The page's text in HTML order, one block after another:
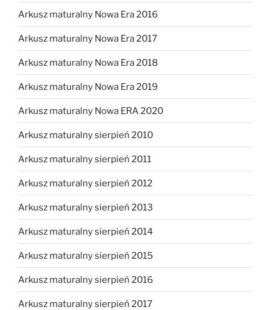
Arkusz maturalny Nowa Era 2016
Arkusz maturalny Nowa Era 2017
Arkusz maturalny Nowa Era 2018
Arkusz maturalny Nowa Era 2019
Arkusz maturalny Nowa ERA 2020
Arkusz maturalny sierpień 2010
Arkusz maturalny sierpień 2011
Arkusz maturalny sierpień 2012
Arkusz maturalny sierpień 2013
Arkusz maturalny sierpień 2014
Arkusz maturalny sierpień 2015
Arkusz maturalny sierpień 2016
Arkusz maturalny sierpień 2017